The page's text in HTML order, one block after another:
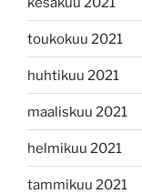
toukokuu 2021
huhtikuu 2021
maaliskuu 2021
helmikuu 2021
tammikuu 2021